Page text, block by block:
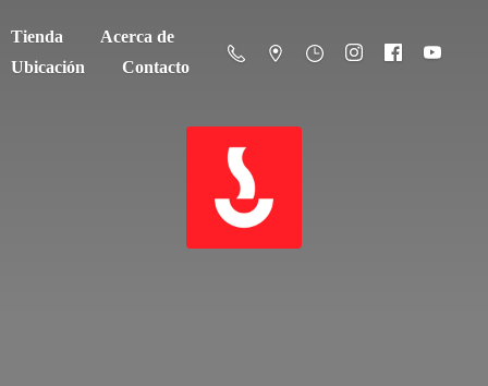
Tienda
Acerca de
Ubicación
Contacto